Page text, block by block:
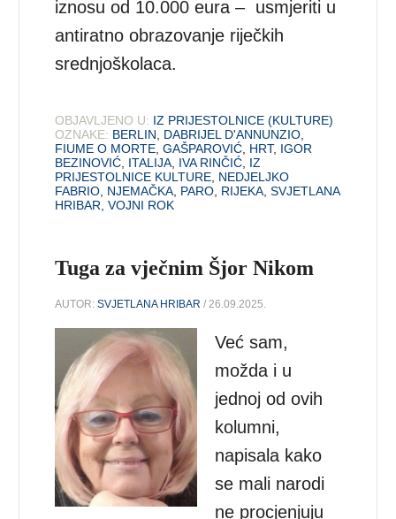
iznosu od 10.000 eura – usmjeriti u
antiratno obrazovanje riječkih
srednjoškolaca.
OBJAVLJENO U: IZ PRIJESTOLNICE (KULTURE)
OZNAKE: BERLIN DABRIJEL D'ANNUNZIO
FIUME O MORTE ,GAŠPAROVIĆ HRT, IGOR
BEZINOVIĆ ITALIJA IVA RINČIĆ IZ
PRIJESTOLNICE KULTURE NEDJELJKO
FABRIO NJEMAČKA PARO RIJEKA ,SVJETLANA
HRIBAR ,VOJNI ROK
Tuga za vječnim Šjor Nikom
AUTOR:SVJETLANA HRIBAR / 26.09.2025.
Već sam,
možda i u
jednoj od ovih
kolumni,
napisala kako
se mali narodi
ne procjenjuju